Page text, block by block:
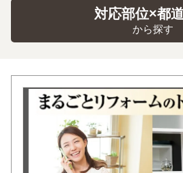
対応部位×都
から探す